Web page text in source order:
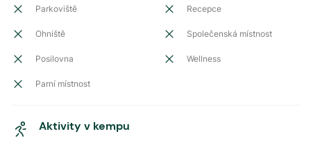
Parkoviště Recepce
Ohniště Společenská místnost
Posilovna Wellness
Parní místnost
Aktivity v kempu